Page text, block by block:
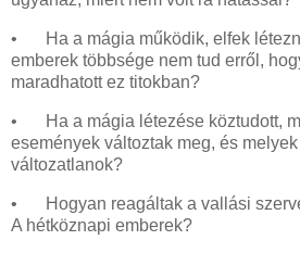
•
Ha a mágia működik, elfek
emberek többsége nem tud erről,
maradhatott ez titokban?
•
Ha a mágia létezése köztudott,
események változtak meg, és
változatlanok?
•
Hogyan reagáltak a vallási
A hétköznapi emberek?